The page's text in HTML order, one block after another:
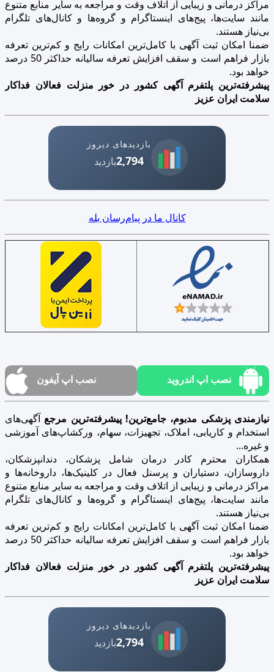
مراکز درمانی و زیبایی از اتلاف وقت و مراجعه به سایر منابع متنوع
مانند سایت‌ها، پیج‌های اینستاگرام و گروه‌ها و کانال‌های تلگرام
بی‌نیاز هستند.
ضمنا امکان ثبت آگهی با کامل‌ترین امکانات رایج و کم‌ترین تعرفه
بازار فراهم است و سقف افزایش تعرفه سالیانه حداکثر 50 درصد
خواهد بود.
پیشرفته‌ترین پلتفرم آگهی کشور در خور منزلت فعالان فداکار
سلامت ایران عزیز
بازدیدهای دیروز
2,794بازدید
کانال ما در پیام‌رسان بله
نصب اپ اندروید نصب اپ آیفون
نیازمندی پزشکی مدبوم، جامع‌ترین! پیشرفته‌ترین مرجع آگهی‌های
استخدام و کاریابی، املاک، تجهیزات، سهام، ورکشاپ‌های آموزشی
و غیره...
همکاران محترم کادر درمان شامل پزشکان، دندانپزشکان،
داروسازان، دستیاران و پرسنل فعال در کلینیک‌ها، داروخانه‌ها و
مراکز درمانی و زیبایی از اتلاف وقت و مراجعه به سایر منابع متنوع
مانند سایت‌ها، پیج‌های اینستاگرام و گروه‌ها و کانال‌های تلگرام
بی‌نیاز هستند.
ضمنا امکان ثبت آگهی با کامل‌ترین امکانات رایج و کم‌ترین تعرفه
بازار فراهم است و سقف افزایش تعرفه سالیانه حداکثر 50 درصد
خواهد بود.
پیشرفته‌ترین پلتفرم آگهی کشور در خور منزلت فعالان فداکار
سلامت ایران عزیز
بازدیدهای دیروز
2,794بازدید